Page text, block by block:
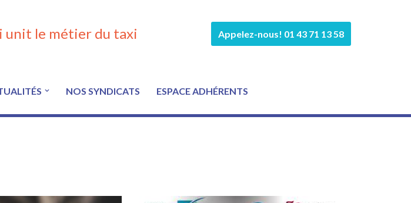
unit le métier du taxi Appelez-nous! 01 43 71 13 58
NOS SYNDICATS ESPACE ADHÉRENTS